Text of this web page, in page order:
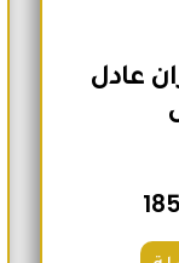
عادل
185